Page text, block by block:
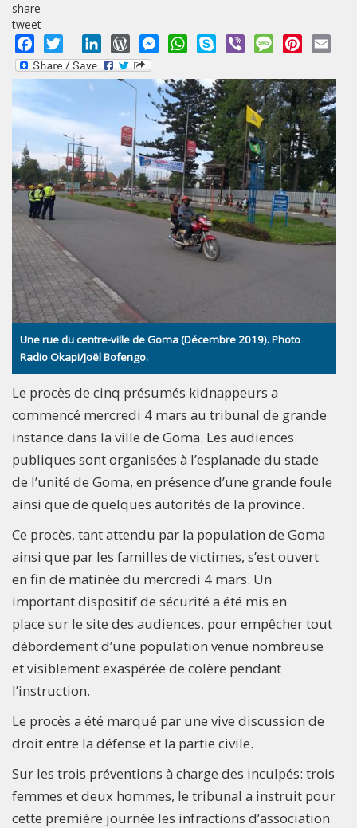
share
tweet
Facebook
Twitter LinkedInWordPressMessengerWhatsApp
Skype Viber MessagePinterest
Une rue du centre-ville de Goma (Décembre 2019). Photo
Radio Okapi/Joël Bofengo.
Le procès de cinq présumés kidnappeurs a
commencé mercredi 4 mars au tribunal de grande
instance dans la ville de Goma. Les audiences
publiques sont organisées à l’esplanade du stade
de l’unité de Goma, en présence d’une grande foule
ainsi que de quelques autorités de la province.
Ce procès, tant attendu par la population de Goma
ainsi que par les familles de victimes, s’est ouvert
en fin de matinée du mercredi 4 mars. Un
important dispositif de sécurité a été mis en
place sur le site des audiences, pour empêcher tout
débordement d’une population venue nombreuse
et visiblement exaspérée de colère pendant
l’instruction.
Le procès a été marqué par une vive discussion de
droit entre la défense et la partie civile.
Sur les trois préventions à charge des inculpés: trois
femmes et deux hommes, le tribunal a instruit pour
cette première journée les infractions d’association